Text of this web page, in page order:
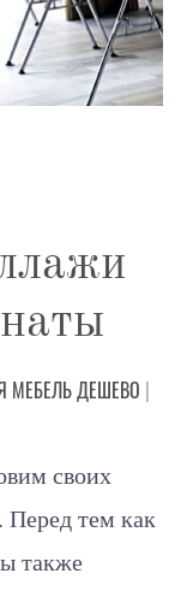
МЕБЕЛЬДЕШЕВО |
своих
тем как
также